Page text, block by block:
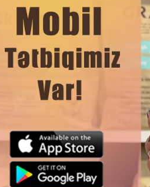
Масса Цена
Купить
39.00
Поводок-рулетка Flexi Black Giant
tape. Размер XL. Цвет: Черный.